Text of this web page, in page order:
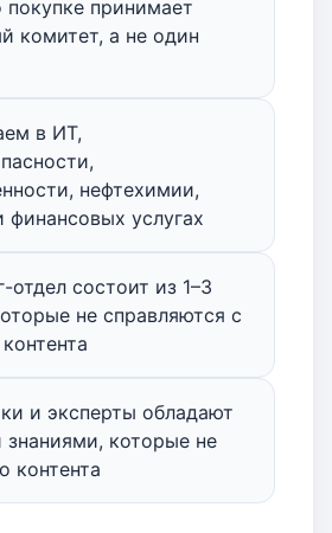
принимает
комитет, а не один
в ИТ,
нефтехимии,
финансовых услугах
отдел состоит из 1–3
не справляются с
и эксперты обладают
знаниями, которые не
контента